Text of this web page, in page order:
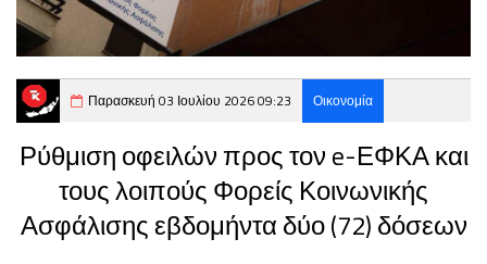
Παρασκευή 03 Ιουλίου 2026 09:23 Οικονομία
Ρύθμιση οφειλών προς τον e-ΕΦΚΑ και
τους λοιπούς Φορείς Κοινωνικής
Ασφάλισης εβδομήντα δύο (72) δόσεων